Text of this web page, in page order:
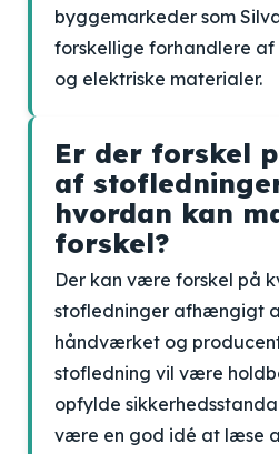
byggemarkeder som
forskellige forhandlere af
og elektriske materialer.
Er der forskel
af
hvordan kan
forskel?
Der kan være forskel på
stofledninger afhængigt
håndværket og
stofledning vil være
opfylde
være en god idé at læse